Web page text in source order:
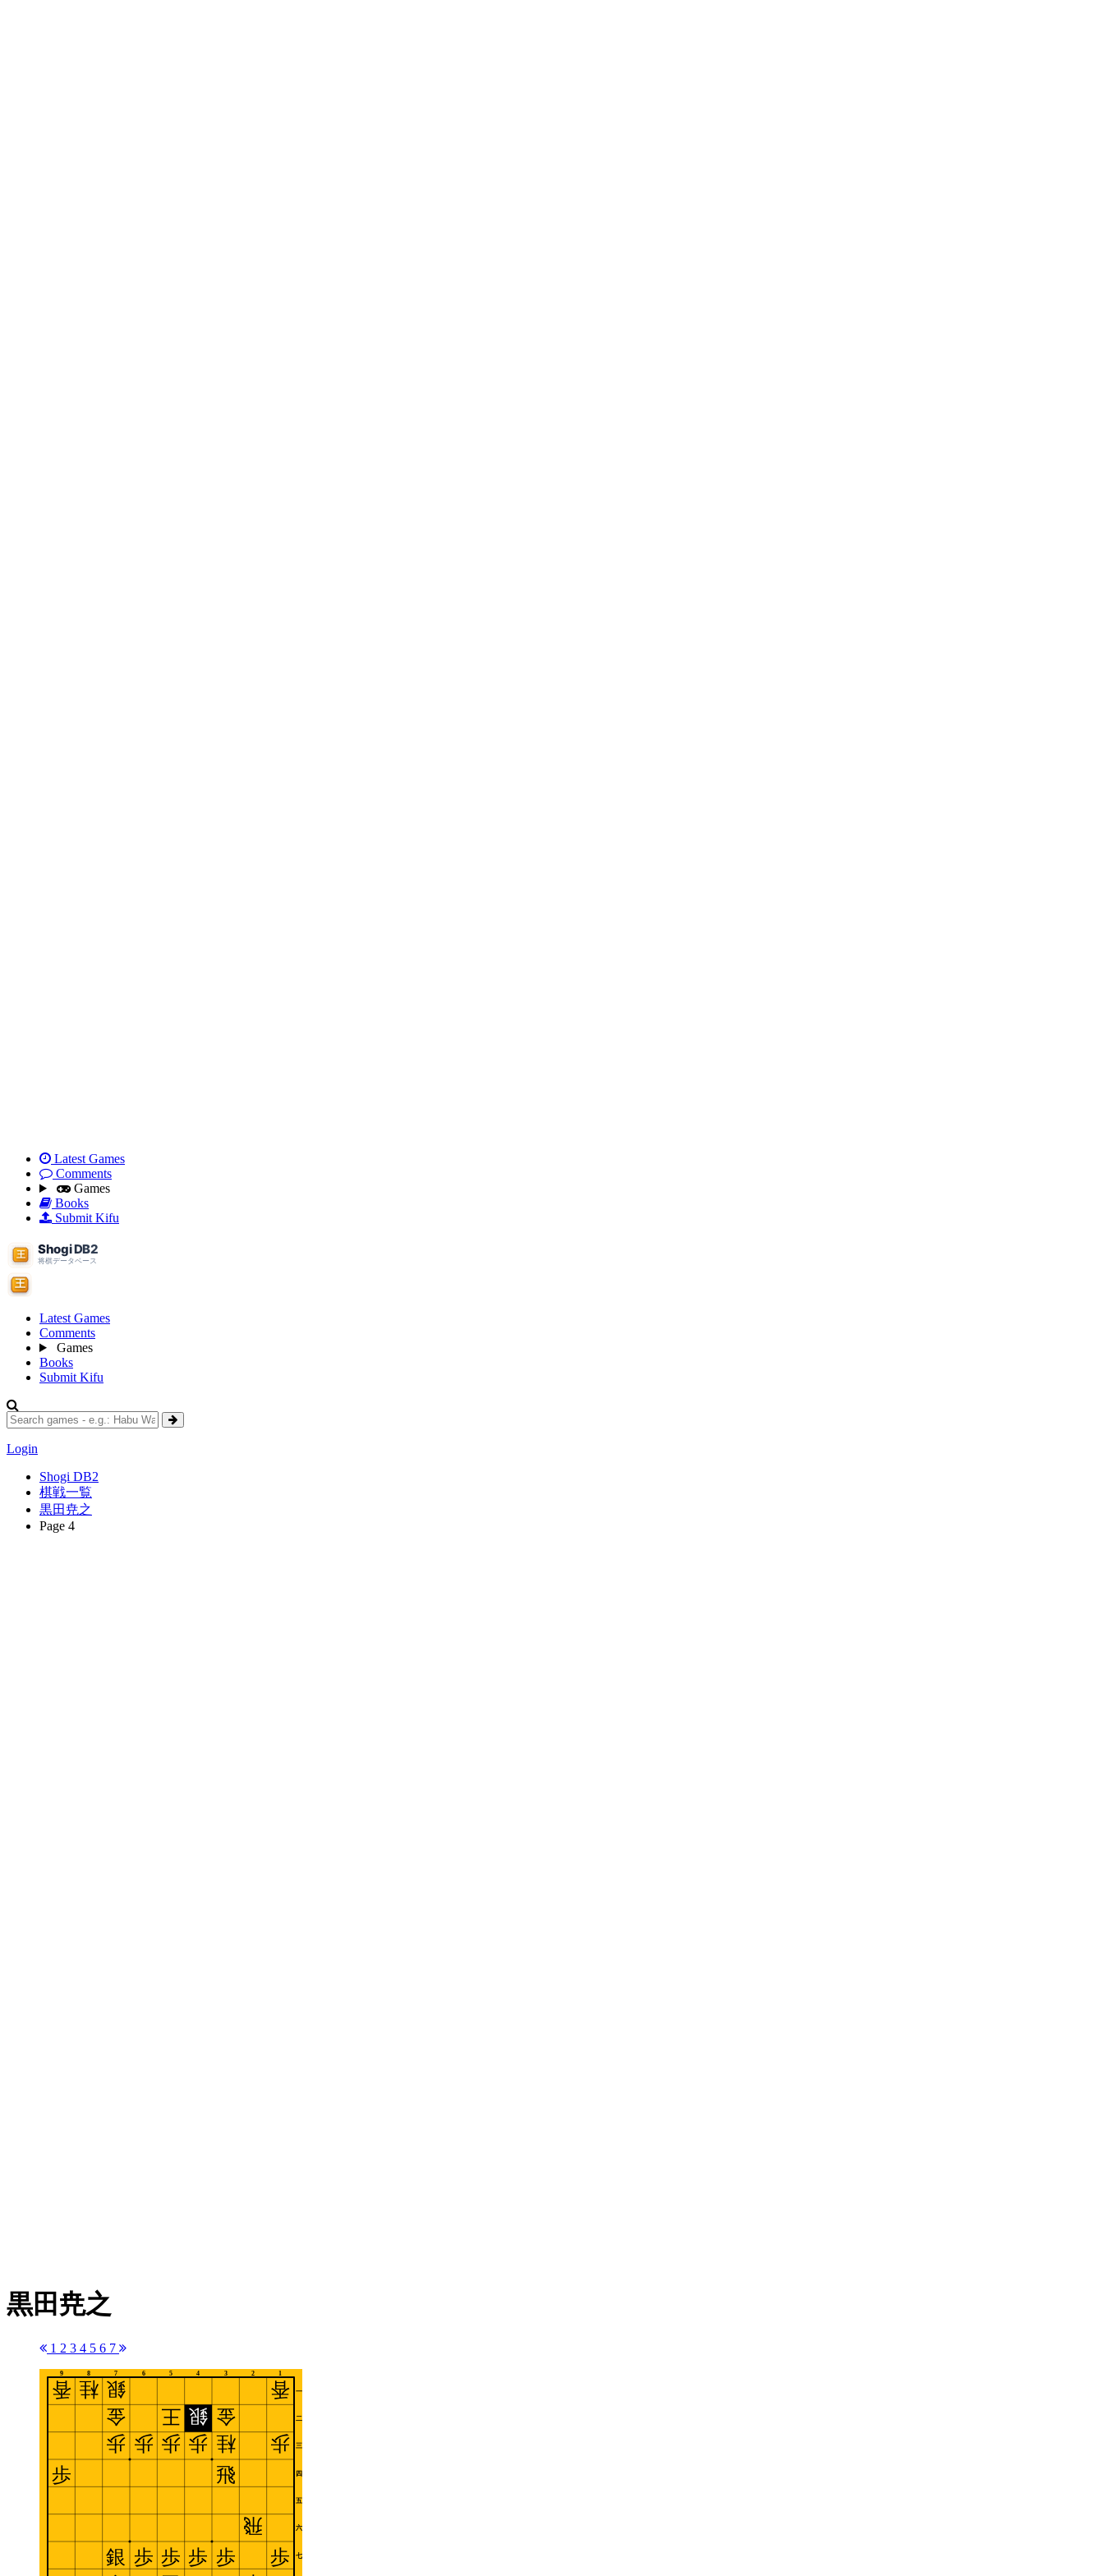
Latest Games
Comments
Games
Books
Submit Kifu
Latest Games
Comments
Games
Books
Submit Kifu
Login
Shogi DB2
棋戦一覧
黒田尭之
Page 4
黒田尭之
1 2 3 4 5 6 7